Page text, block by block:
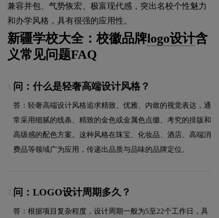
兼容并包、气势恢宏、极富现代感，突出名校个性魅力
和办学风格，具有很强的应用性。
新疆学校大全：校徽品牌logo设计含
义常见问题FAQ
问：什么是轻奢高端设计风格？
答：轻奢高端设计风格追求精致、优雅、内敛的视觉表达，通
常采用细腻的线条、精致的金色或金属色点缀、考究的排版和
高级感的配色方案。这种风格在珠宝、化妆品、酒店、高端消
费品等领域广为应用，传递出品质与品味的品牌定位。
2. 问：LOGO设计周期多久？
答：根据项目复杂程度，设计周期一般为5至22个工作日，具